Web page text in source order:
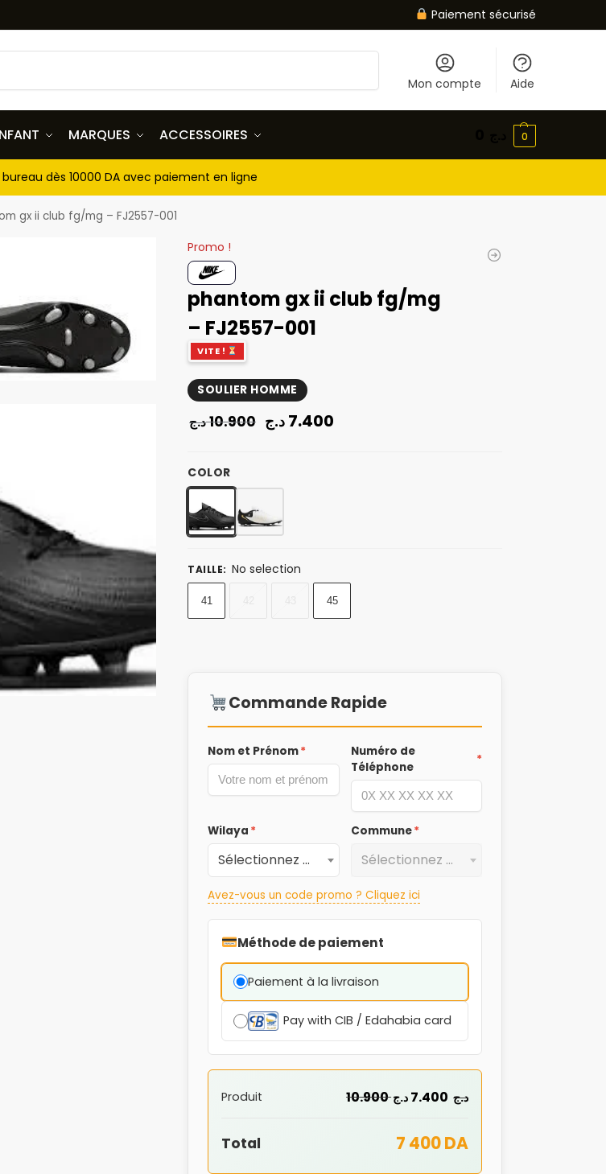
Paiement sécurisé
Mon compte Aide
MARQUES ACCESSOIRES 0
dès 10000 DA avec paiement en ligne
gx ii club fg/mg – FJ2557-001
Promo !
phantom gx ii club fg/mg
– FJ2557-001
VITE !
SOULIER HOMME
10.900د.ج 7.400 د.ج
COLOR
TAILLE: No selection
41 45
Commande Rapide
Nom et Prénom*
Numéro de
Téléphone
*
Wilaya *
Sélectionnez une Wilaya
Commune*
Sélectionnez une Commune
Avez-vous un code promo ? Cliquez ici
Méthode de paiement
Paiement à la livraison
Pay with CIB / Edahabia card
Produit 10.900 د.ج 7.400 د.ج
Total 7 400 DA